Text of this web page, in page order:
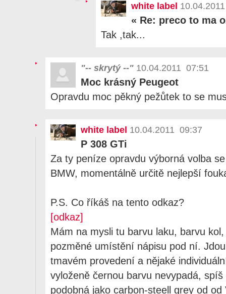
white label
« Re: preco to ma
Tak ,tak...
"-- skrytý --" 10.04.2011 07:51
Moc krásný Peugeot
Opravdu moc pěkný pežůtek to se
white label 10.04.2011 09:37
P 308 GTi
Za ty peníze opravdu výborná volba
BMW, momentálně určitě nejlepší
P.S. Co říkáš na tento odkaz?
[odkaz]
Mám na mysli tu barvu laku, barvu
pozměné umístění nápisu pod ní.
tmavém provedení a nějaké
vyloženě černou barvu nevypadá,
podobná jako carbon-steell grey od